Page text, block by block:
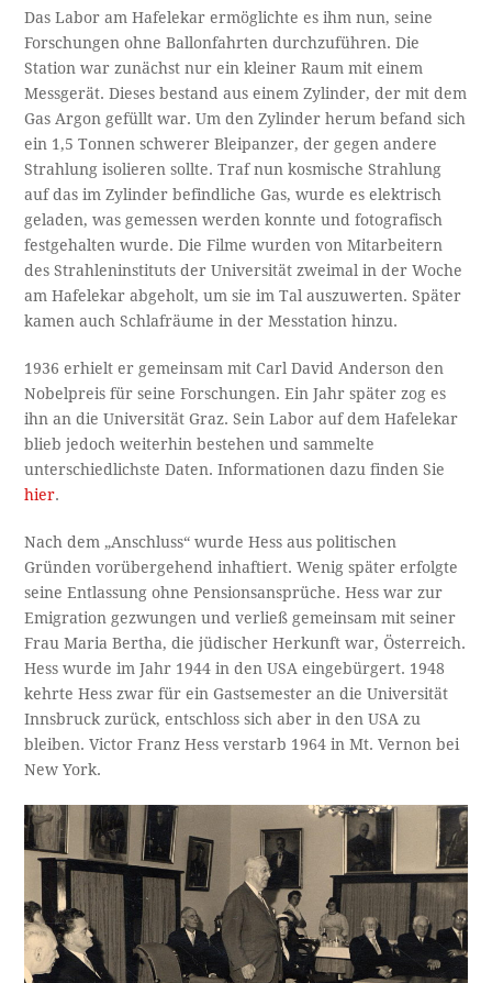
Das Labor am Hafelekar ermöglichte es ihm nun, seine
Forschungen ohne Ballonfahrten durchzuführen. Die
Station war zunächst nur ein kleiner Raum mit einem
Messgerät. Dieses bestand aus einem Zylinder, der mit dem
Gas Argon gefüllt war. Um den Zylinder herum befand sich
ein 1,5 Tonnen schwerer Bleipanzer, der gegen andere
Strahlung isolieren sollte. Traf nun kosmische Strahlung
auf das im Zylinder befindliche Gas, wurde es elektrisch
geladen, was gemessen werden konnte und fotografisch
festgehalten wurde. Die Filme wurden von Mitarbeitern
des Strahleninstituts der Universität zweimal in der Woche
am Hafelekar abgeholt, um sie im Tal auszuwerten. Später
kamen auch Schlafräume in der Messtation hinzu.
1936 erhielt er gemeinsam mit Carl David Anderson den
Nobelpreis für seine Forschungen. Ein Jahr später zog es
ihn an die Universität Graz. Sein Labor auf dem Hafelekar
blieb jedoch weiterhin bestehen und sammelte
unterschiedlichste Daten. Informationen dazu finden Sie
hier.
Nach dem „Anschluss“ wurde Hess aus politischen
Gründen vorübergehend inhaftiert. Wenig später erfolgte
seine Entlassung ohne Pensionsansprüche. Hess war zur
Emigration gezwungen und verließ gemeinsam mit seiner
Frau Maria Bertha, die jüdischer Herkunft war, Österreich.
Hess wurde im Jahr 1944 in den USA eingebürgert. 1948
kehrte Hess zwar für ein Gastsemester an die Universität
Innsbruck zurück, entschloss sich aber in den USA zu
bleiben. Victor Franz Hess verstarb 1964 in Mt. Vernon bei
New York.